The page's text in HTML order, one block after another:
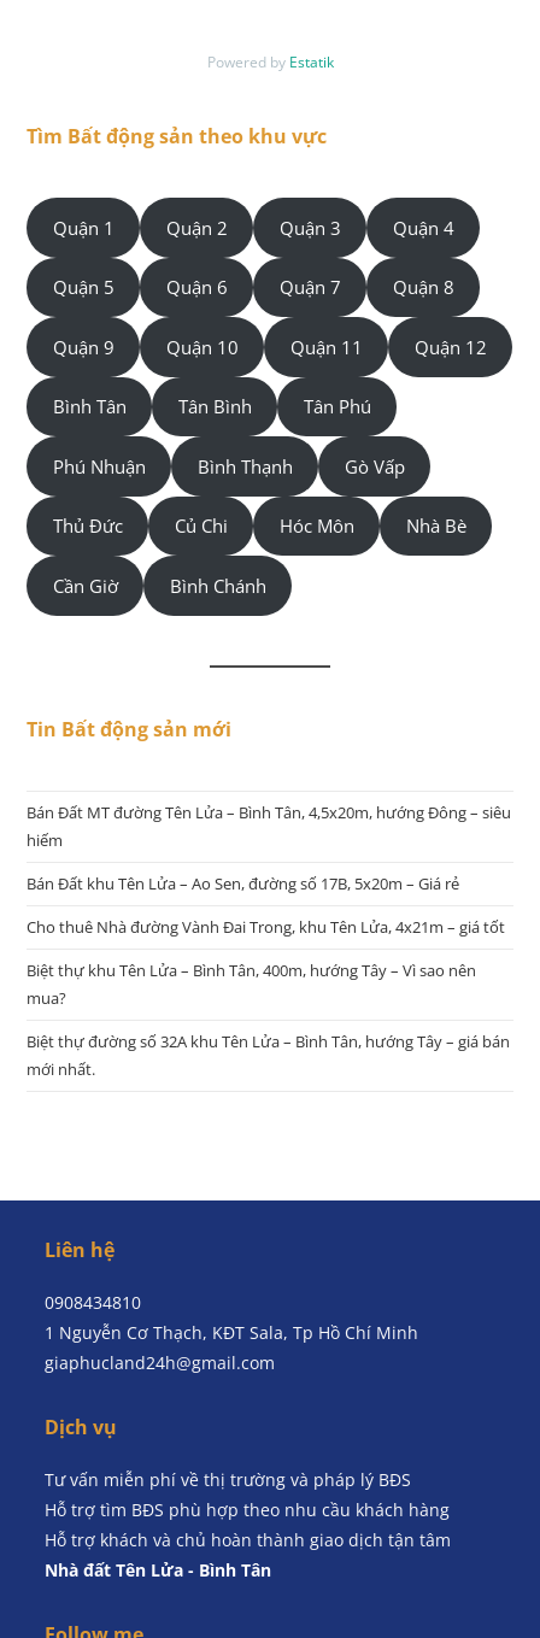
Powered by Estatik
Tìm Bất động sản theo khu vực
Quận 1 Quận 2 Quận 3 Quận 4
Quận 5 Quận 6 Quận 7 Quận 8
Quận 9 Quận 10 Quận 11 Quận 12
Bình Tân Tân Bình Tân Phú
Phú Nhuận Bình Thạnh Gò Vấp
Thủ Đức Củ Chi Hóc Môn Nhà Bè
Cần Giờ Bình Chánh
Tin Bất động sản mới
Bán Đất MT đường Tên Lửa – Bình Tân, 4,5x20m, hướng Đông – siêu
hiếm
Bán Đất khu Tên Lửa – Ao Sen, đường số 17B, 5x20m – Giá rẻ
Cho thuê Nhà đường Vành Đai Trong, khu Tên Lửa, 4x21m – giá tốt
Biệt thự khu Tên Lửa – Bình Tân, 400m, hướng Tây – Vì sao nên
mua?
Biệt thự đường số 32A khu Tên Lửa – Bình Tân, hướng Tây – giá bán
mới nhất.
Liên hệ
0908434810
1 Nguyễn Cơ Thạch, KĐT Sala, Tp Hồ Chí Minh
giaphucland24h@gmail.com
Dịch vụ
Tư vấn miễn phí về thị trường và pháp lý BĐS
Hỗ trợ tìm BĐS phù hợp theo nhu cầu khách hàng
Hỗ trợ khách và chủ hoàn thành giao dịch tận tâm
Nhà đất Tên Lửa - Bình Tân